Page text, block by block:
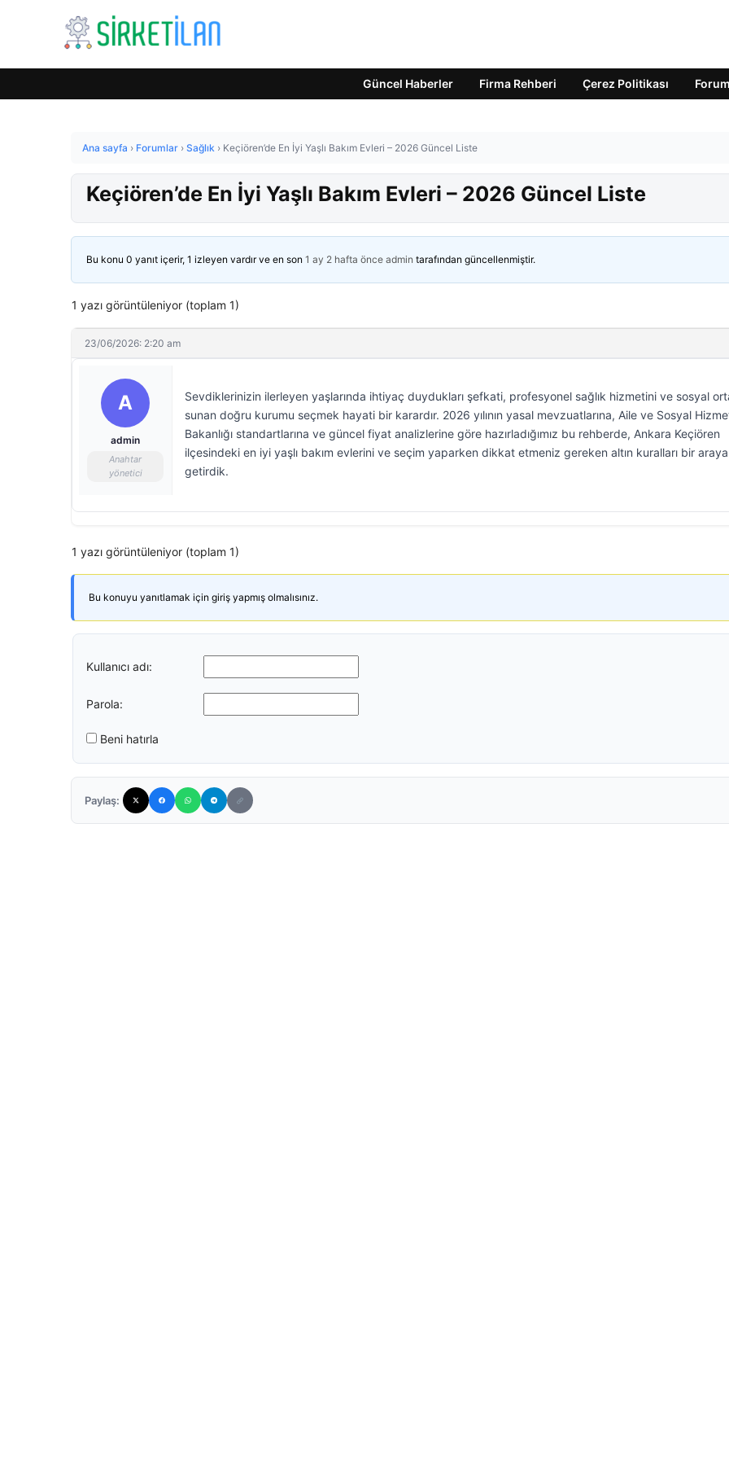
Güncel Haberler Firma Rehberi Çerez Politikası Forum
Ana sayfa › Forumlar › Sağlık › Keçiören’de En İyi Yaşlı Bakım Evleri – 2026 Güncel Liste
Keçiören’de En İyi Yaşlı Bakım Evleri – 2026 Güncel Liste
Bu konu 0 yanıt içerir, 1 izleyen vardır ve en son 1 ay 2 hafta önce admin tarafından güncellenmiştir.
1 yazı görüntüleniyor (toplam 1)
23/06/2026: 2:20 am
A
admin
Anahtar
yönetici
Sevdiklerinizin ilerleyen yaşlarında ihtiyaç duydukları şefkati, profesyonel sağlık hizmetini ve sosyal
sunan doğru kurumu seçmek hayati bir karardır. 2026 yılının yasal mevzuatlarına, Aile ve Sosyal
Bakanlığı standartlarına ve güncel fiyat analizlerine göre hazırladığımız bu rehberde, Ankara Keçiören
ilçesindeki en iyi yaşlı bakım evlerini ve seçim yaparken dikkat etmeniz gereken altın kuralları bir araya
getirdik.
1 yazı görüntüleniyor (toplam 1)
Bu konuyu yanıtlamak için giriş yapmış olmalısınız.
Kullanıcı adı:
Parola:
Beni hatırla
Paylaş: